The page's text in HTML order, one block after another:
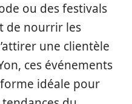
ou des festivals
de nourrir les
une clientèle
ces événements
idéale pour